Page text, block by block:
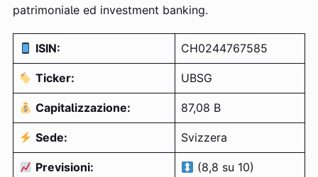
patrimoniale ed investment banking.
ISIN: CH0244767585
Ticker: UBSG
Capitalizzazione: 87,08 B
Sede: Svizzera
Previsioni: (8,8 su 10)